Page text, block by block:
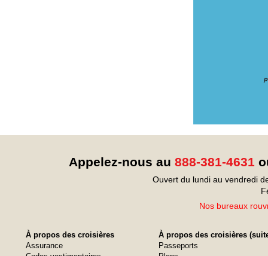
Appelez-nous au 888-381-4631
Ouvert du lundi au vendredi
Nos bureaux
À propos des croisières
Assurance
À propos des croisières
Passeports